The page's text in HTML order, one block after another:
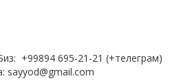
+99894 695-21-21 (+телеграм)
sayyod@gmail.com